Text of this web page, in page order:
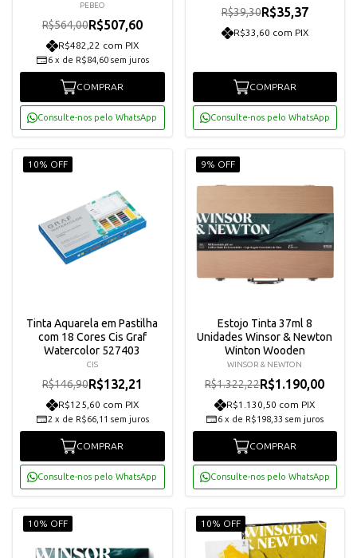
PEBEO
R$564,00R$507,60
R$482,22 com PIX
6 x de R$84,60 sem juros
COMPRAR
Consulte-nos pelo WhatsApp
R$39,30R$35,37
R$33,60 com PIX
COMPRAR
Consulte-nos pelo WhatsApp
10% OFF
Tinta Aquarela em Pastilha
com 18 Cores Cis Graf
Watercolor 527403
CIS
R$146,90R$132,21
R$125,60 com PIX
2 x de R$66,11 sem juros
COMPRAR
Consulte-nos pelo WhatsApp
9% OFF
Estojo Tinta 37ml 8
Unidades Winsor & Newton
Winton Wooden
WINSOR & NEWTON
R$1.322,22R$1.190,00
R$1.130,50 com PIX
6 x de R$198,33 sem juros
COMPRAR
Consulte-nos pelo WhatsApp
10% OFF 10% OFF